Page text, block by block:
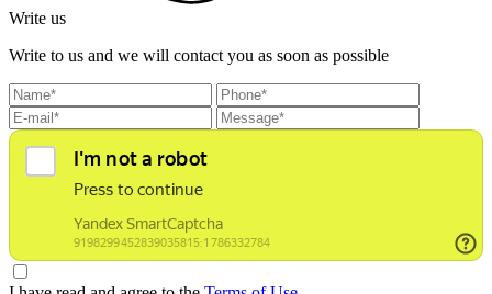
Write us
Write to us and we will contact you as soon as possible